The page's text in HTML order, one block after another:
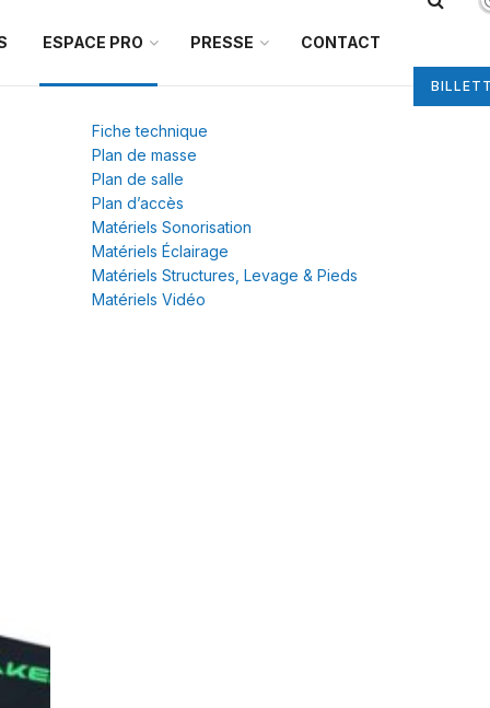
ESPACE PRO PRESSE CONTACT
Fiche technique
Plan de masse
Plan de salle
Plan d’accès
Matériels Sonorisation
Matériels Éclairage
Matériels Structures, Levage & Pieds
Matériels Vidéo